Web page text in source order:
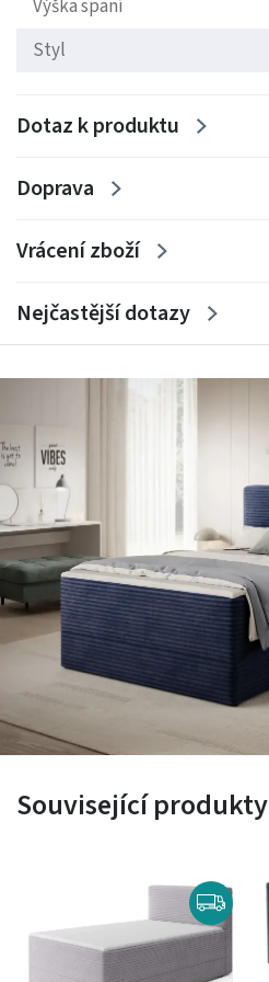
Výška spaní
Styl
Dotaz k produktu
Doprava
Vrácení zboží
Nejčastější dotazy
Související produkty